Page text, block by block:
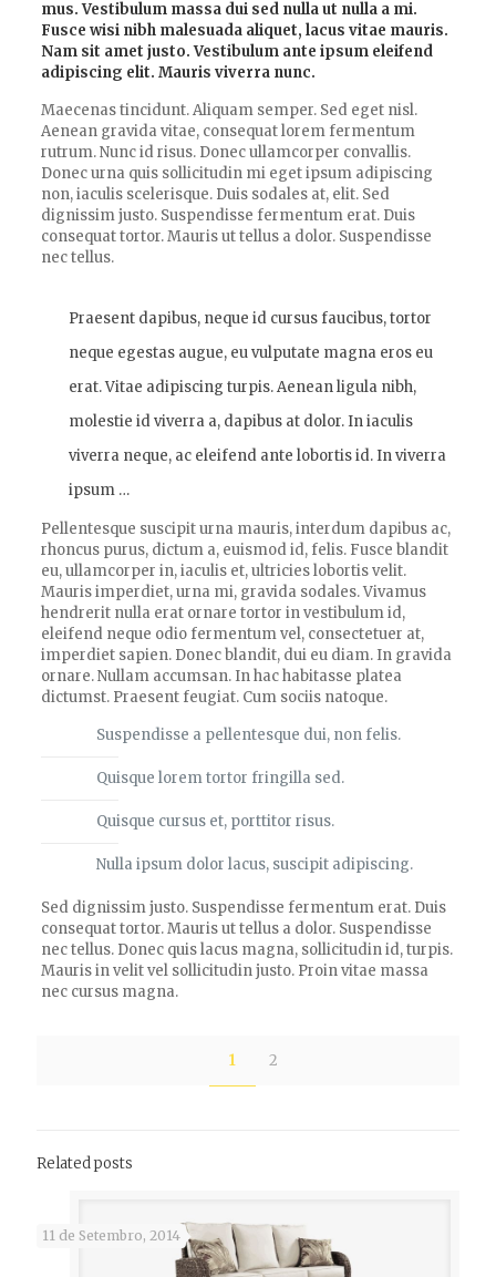
mus. Vestibulum massa dui sed nulla ut nulla a mi.
Fusce wisi nibh malesuada aliquet, lacus vitae mauris.
Nam sit amet justo. Vestibulum ante ipsum eleifend
adipiscing elit. Mauris viverra nunc.
Maecenas tincidunt. Aliquam semper. Sed eget nisl.
Aenean gravida vitae, consequat lorem fermentum
rutrum. Nunc id risus. Donec ullamcorper convallis.
Donec urna quis sollicitudin mi eget ipsum adipiscing
non, iaculis scelerisque. Duis sodales at, elit. Sed
dignissim justo. Suspendisse fermentum erat. Duis
consequat tortor. Mauris ut tellus a dolor. Suspendisse
nec tellus.
Praesent dapibus, neque id cursus faucibus, tortor
neque egestas augue, eu vulputate magna eros eu
erat. Vitae adipiscing turpis. Aenean ligula nibh,
molestie id viverra a, dapibus at dolor. In iaculis
viverra neque, ac eleifend ante lobortis id. In viverra
ipsum …
Pellentesque suscipit urna mauris, interdum dapibus ac,
rhoncus purus, dictum a, euismod id, felis. Fusce blandit
eu, ullamcorper in, iaculis et, ultricies lobortis velit.
Mauris imperdiet, urna mi, gravida sodales. Vivamus
hendrerit nulla erat ornare tortor in vestibulum id,
eleifend neque odio fermentum vel, consectetuer at,
imperdiet sapien. Donec blandit, dui eu diam. In gravida
ornare. Nullam accumsan. In hac habitasse platea
dictumst. Praesent feugiat. Cum sociis natoque.
Suspendisse a pellentesque dui, non felis.
Quisque lorem tortor fringilla sed.
Quisque cursus et, porttitor risus.
Nulla ipsum dolor lacus, suscipit adipiscing.
Sed dignissim justo. Suspendisse fermentum erat. Duis
consequat tortor. Mauris ut tellus a dolor. Suspendisse
nec tellus. Donec quis lacus magna, sollicitudin id, turpis.
Mauris in velit vel sollicitudin justo. Proin vitae massa
nec cursus magna.
1 2
Related posts
11 de Setembro, 2014